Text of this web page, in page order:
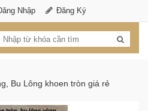
Nhập Đăng Ký
Bu Lông khoen tròn giá rẻ